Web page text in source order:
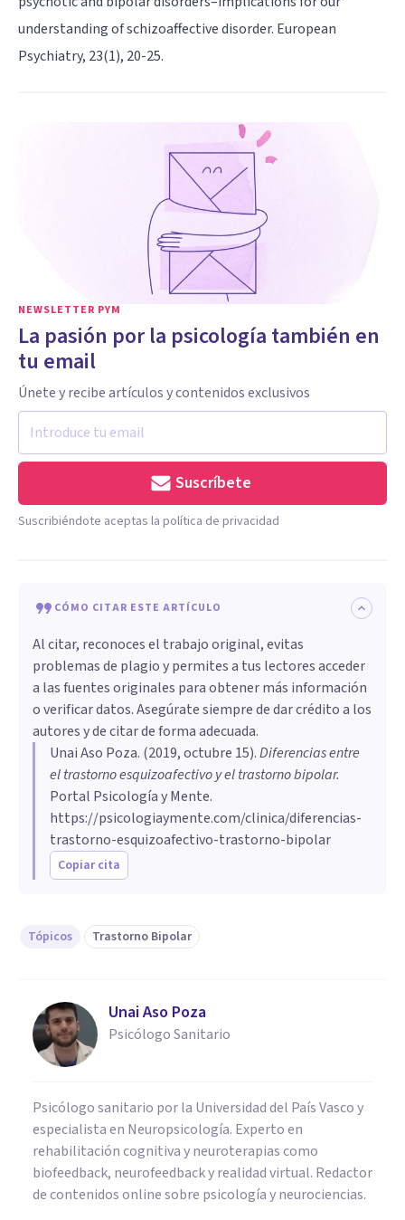
understanding of schizoaffective disorder. European
Psychiatry, 23(1), 20-25.
NEWSLETTER PYM
La pasión por la psicología también en
tu email
Únete y recibe artículos y contenidos exclusivos
Suscríbete
Suscribiéndote aceptas la política de privacidad
CÓMO CITAR ESTE ARTÍCULO
Al citar, reconoces el trabajo original, evitas
problemas de plagio y permites a tus lectores acceder
a las fuentes originales para obtener más información
o verificar datos. Asegúrate siempre de dar crédito a los
autores y de citar de forma adecuada.
Unai Aso Poza. (2019, octubre 15).Diferencias entre
el trastorno esquizoafectivo y el trastorno bipolar.
Portal Psicología y Mente.
https://psicologiaymente.com/clinica/diferencias-
trastorno-esquizoafectivo-trastorno-bipolar
Copiar cita
Tópicos Trastorno Bipolar
Unai Aso Poza
Psicólogo Sanitario
Psicólogo sanitario por la Universidad del País Vasco y
especialista en Neuropsicología. Experto en
rehabilitación cognitiva y neuroterapias como
biofeedback, neurofeedback y realidad virtual. Redactor
de contenidos online sobre psicología y neurociencias.